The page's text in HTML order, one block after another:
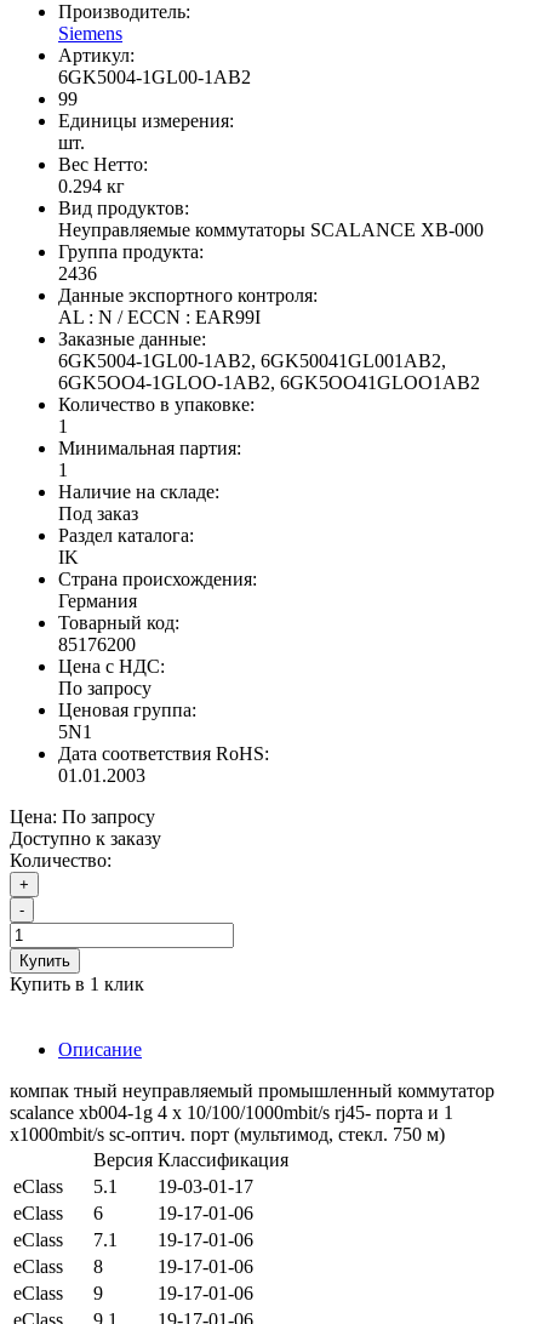
Производитель:
Siemens
Артикул:
6GK5004-1GL00-1AB2
99
Единицы измерения:
шт.
Вес Нетто:
0.294 кг
Вид продуктов:
Неуправляемые коммутаторы SCALANCE XB-000
Группа продукта:
2436
Данные экспортного контроля:
AL : N / ECCN : EAR99I
Заказные данные:
6GK5004-1GL00-1AB2, 6GK50041GL001AB2,
6GK5OO4-1GLOO-1AB2, 6GK5OO41GLOO1AB2
Количество в упаковке:
1
Минимальная партия:
1
Наличие на складе:
Под заказ
Раздел каталога:
IK
Страна происхождения:
Германия
Товарный код:
85176200
Цена с НДС:
По запросу
Ценовая группа:
5N1
Дата соответствия RoHS:
01.01.2003
Цена: По запросу
Доступно к заказу
Количество:
+
-
Купить
Купить в 1 клик
Описание
компак тный неуправляемый промышленный коммутатор
scalance xb004-1g 4 x 10/100/1000mbit/s rj45- порта и 1
x1000mbit/s sc-оптич. порт (мультимод, стекл. 750 м)
Версия Классификация
eClass
5.1
19-03-01-17
eClass
6
19-17-01-06
eClass
7.1
19-17-01-06
eClass
8
19-17-01-06
eClass
9
19-17-01-06